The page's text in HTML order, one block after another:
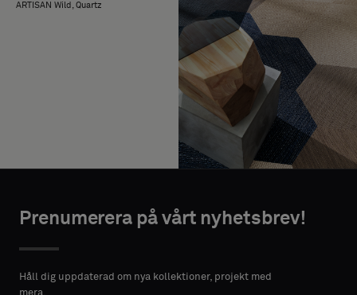
ARTISAN Wild, Quartz
Prenumerera på vårt nyhetsbrev!
Håll dig uppdaterad om nya kollektioner, projekt med